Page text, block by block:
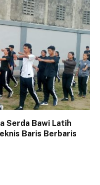
Serda Bawi Latih
Baris Berbaris